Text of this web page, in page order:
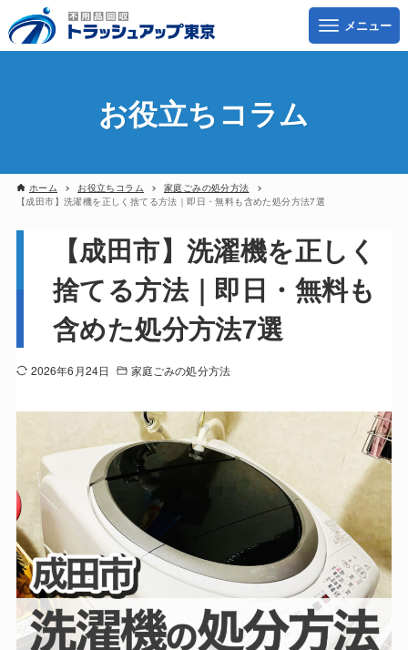
お役立ちコラム
ホーム お役立ちコラム
家庭ごみの処分方法
【成田市】洗濯機を正しく捨てる方法｜即日・無料も含めた処分方法7選
【成田市】洗濯機を正しく
捨てる方法｜即日・無料も
含めた処分方法7選
2026年6月24日 家庭ごみの処分方法